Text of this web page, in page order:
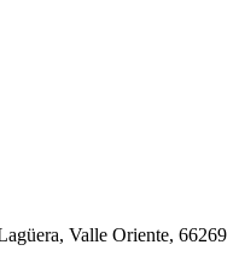
Valle Oriente, 66269